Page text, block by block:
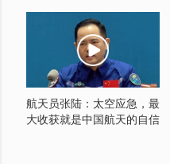
航天员张陆：太空应急，最
大收获就是中国航天的自信